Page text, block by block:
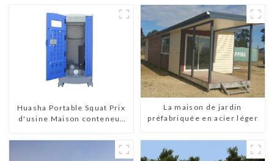
internationale
Huasha Portable Squat Prix
d'usine Maison conteneur
Toilettes préfabriquées
La maison de jardin
préfabriquée en acier léger